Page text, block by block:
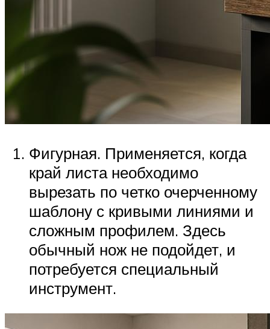
Фигурная. Применяется, когда
край листа необходимо
вырезать по четко очерченному
шаблону с кривыми линиями и
сложным профилем. Здесь
обычный нож не подойдет, и
потребуется специальный
инструмент.